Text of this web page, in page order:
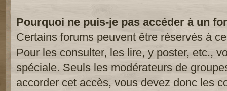
Pourquoi ne puis-je pas accéder à un
Certains forums peuvent être réservés à
Pour les consulter, les lire, y poster, etc.,
spéciale. Seuls les modérateurs de
accorder cet accès, vous devez donc les